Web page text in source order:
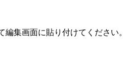
集画面に貼り付けてください。